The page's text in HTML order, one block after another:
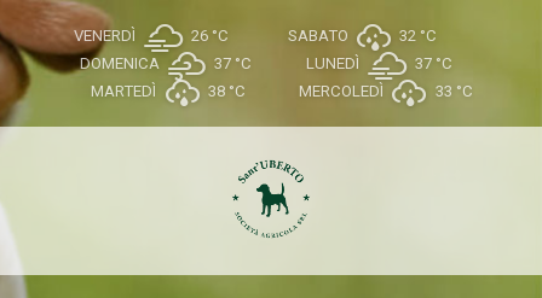
VENERDÌ 26 °C SABATO 32 °C
DOMENICA
37 °C LUNEDÌ 37 °C
MARTEDÌ
38 °C MERCOLEDÌ 33 °C